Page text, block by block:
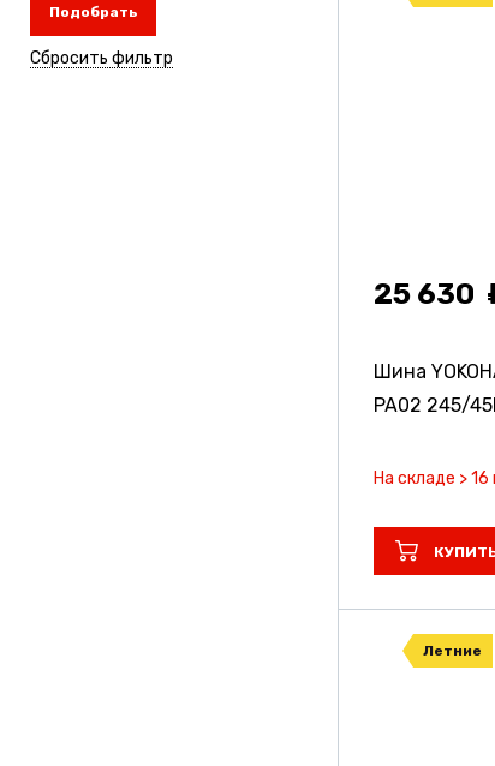
Подобрать
Сбросить фильтр
25 630
Шина
PA02 245/
На складе >
Летние